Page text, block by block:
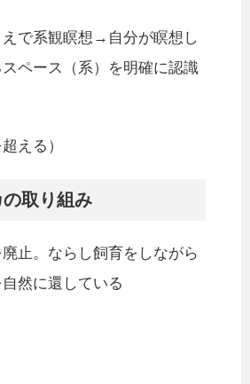
で系観瞑想→自分が瞑想し
ペース（系）を明確に認識
える）
取り組み
止。ならし飼育をしながら
然に還している